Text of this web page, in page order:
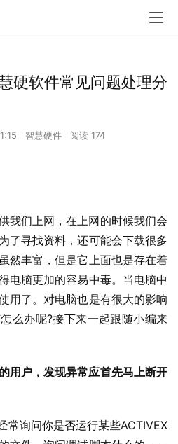
硬软件常见问题处理分
智慧硬件 阅读 174
了寻找资料，还可能会下载很多
然丰富，但是它上面也是存在着
电脑更加的容易中毒。当电脑中
用了。对电脑也是有很大的影响
么办呢?接下来一起跟随小编来
用户，发现异常应首先马上断开